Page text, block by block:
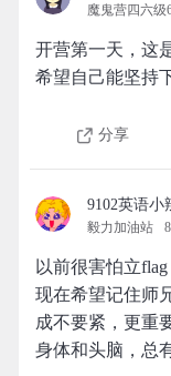
魔鬼营四六级
开营第一天，这
希望自己能坚持
分享
9102英语小
毅力加油站
以前很害怕立
现在希望记住师
成不要紧，更重
身体和头脑，总